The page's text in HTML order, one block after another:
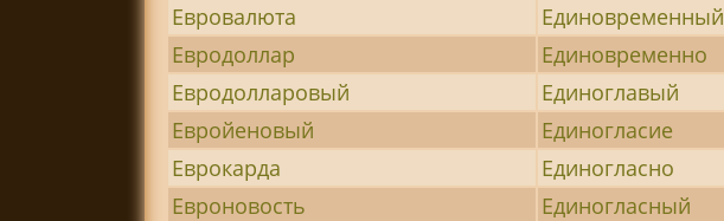
Евровалюта
Единовременный
Евродоллар
Единовременно
Евродолларовый
Единоглавый
Евройеновый
Единогласие
Еврокарда
Единогласно
Евроновость
Единогласный